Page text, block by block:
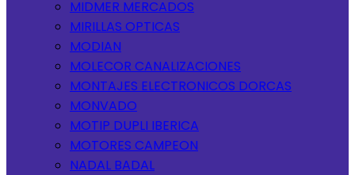
MIDMER MERCADOS
MIRILLAS OPTICAS
MODIAN
MOLECOR CANALIZACIONES
MONTAJES ELECTRONICOS DORCAS
MONVADO
MOTIP DUPLI IBERICA
MOTORES CAMPEON
NADAL BADAL